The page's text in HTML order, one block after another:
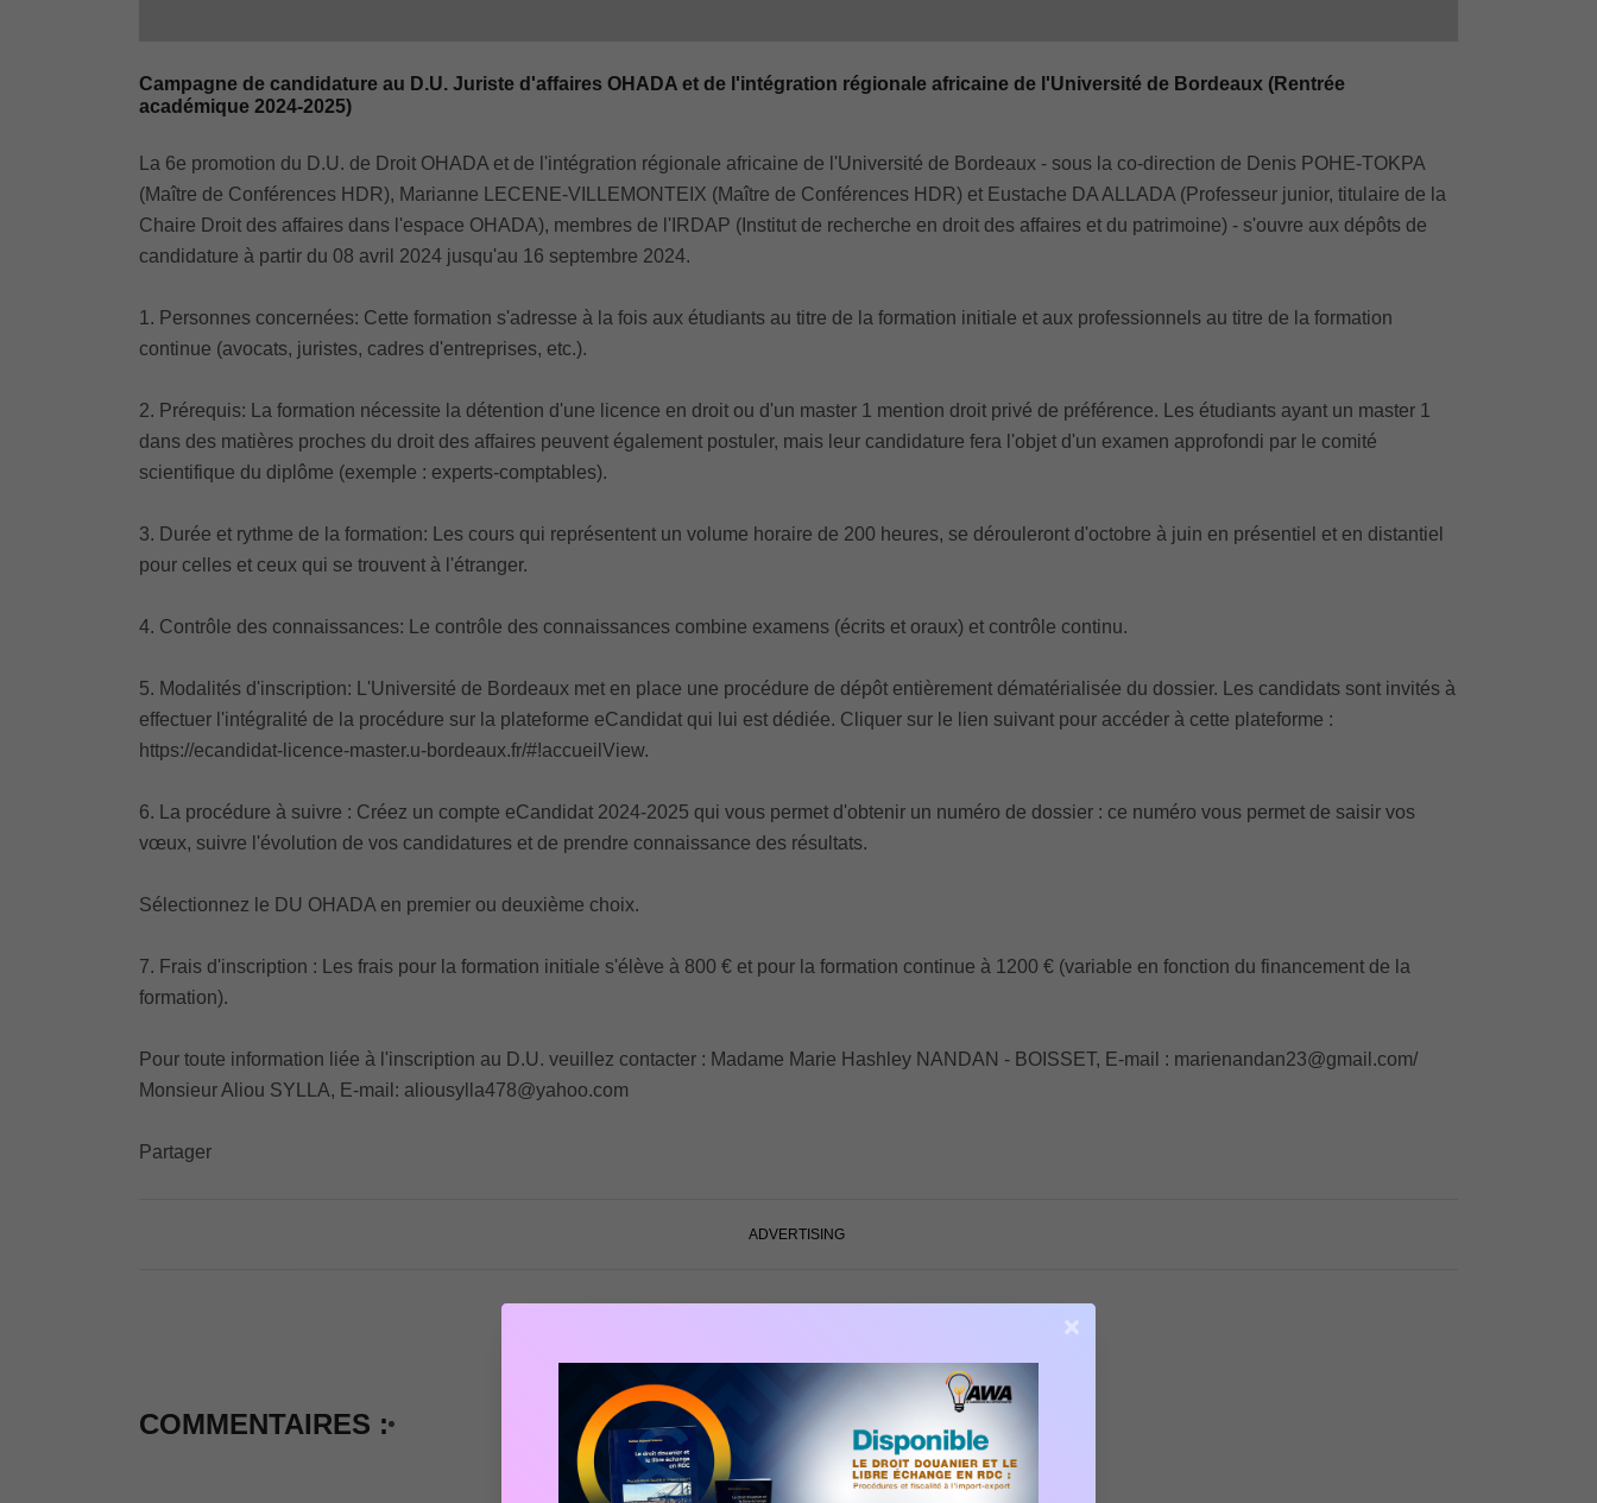
Campagne de candidature au D.U. Juriste d'affaires OHADA et de l'intégration régionale africaine de l'Université de Bordeaux (Rentrée
académique 2024-2025)
La 6e promotion du D.U. de Droit OHADA et de l'intégration régionale africaine de l'Université de Bordeaux - sous la co-direction de Denis POHE-TOKPA
(Maître de Conférences HDR), Marianne LECENE-VILLEMONTEIX (Maître de Conférences HDR) et Eustache DA ALLADA (Professeur junior, titulaire de la
Chaire Droit des affaires dans l'espace OHADA), membres de l'IRDAP (Institut de recherche en droit des affaires et du patrimoine) - s'ouvre aux dépôts de
candidature à partir du 08 avril 2024 jusqu'au 16 septembre 2024.
1. Personnes concernées: Cette formation s'adresse à la fois aux étudiants au titre de la formation initiale et aux professionnels au titre de la formation
continue (avocats, juristes, cadres d'entreprises, etc.).
2. Prérequis: La formation nécessite la détention d'une licence en droit ou d'un master 1 mention droit privé de préférence. Les étudiants ayant un master 1
dans des matières proches du droit des affaires peuvent également postuler, mais leur candidature fera l'objet d'un examen approfondi par le comité
scientifique du diplôme (exemple : experts-comptables).
3. Durée et rythme de la formation: Les cours qui représentent un volume horaire de 200 heures, se dérouleront d'octobre à juin en présentiel et en distantiel
pour celles et ceux qui se trouvent à l'étranger.
4. Contrôle des connaissances: Le contrôle des connaissances combine examens (écrits et oraux) et contrôle continu.
5. Modalités d'inscription: L'Université de Bordeaux met en place une procédure de dépôt entièrement dématérialisée du dossier. Les candidats sont invités à
effectuer l'intégralité de la procédure sur la plateforme eCandidat qui lui est dédiée. Cliquer sur le lien suivant pour accéder à cette plateforme :
https://ecandidat-licence-master.u-bordeaux.fr/#!accueilView.
6. La procédure à suivre : Créez un compte eCandidat 2024-2025 qui vous permet d'obtenir un numéro de dossier : ce numéro vous permet de saisir vos
vœux, suivre l'évolution de vos candidatures et de prendre connaissance des résultats.
Sélectionnez le DU OHADA en premier ou deuxième choix.
7. Frais d'inscription : Les frais pour la formation initiale s'élève à 800 € et pour la formation continue à 1200 € (variable en fonction du financement de la
formation).
Pour toute information liée à l'inscription au D.U. veuillez contacter : Madame Marie Hashley NANDAN - BOISSET, E-mail : marienandan23@gmail.com/
Monsieur Aliou SYLLA, E-mail: aliousylla478@yahoo.com
Partager
ADVERTISING
COMMENTAIRES :
×